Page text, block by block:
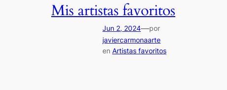
Mis artistas favoritos
Jun 2, 2024—por
javiercarmonaarte
en Artistas favoritos